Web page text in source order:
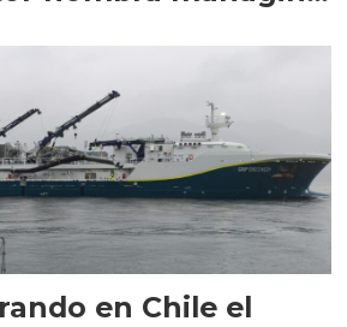
en Chile el